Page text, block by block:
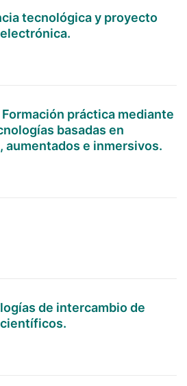
tecnológica y proyecto
Formación práctica mediante
basadas en
e inmersivos.
de intercambio de